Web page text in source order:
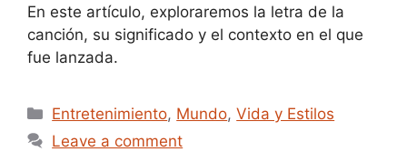
En este artículo, exploraremos la letra de la
canción, su significado y el contexto en el que
fue lanzada.
Categories
Entretenimiento, Mundo,Vida y Estilos
Leave a comment